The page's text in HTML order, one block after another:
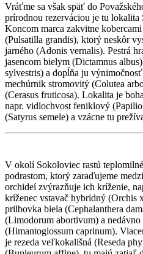
Vráťme sa však späť do
prírodnou rezerváciou je tu lokalita
Koncom marca zakvitne
(Pulsatilla grandis), ktorý neskôr
jarného (Adonis vernalis). Pestrá
jasencom bielym (Dictamnus
sylvestris) a dopĺňa ju
mechúrnik stromovitý (Colutea
(Cerasus fruticosa). Lokalita je
napr. vidlochvost feniklový
(Satyrus semele) a vzácne tu
V okolí Sokoloviec rastú
podrastom, ktorý zaraďujeme
orchideí zvýrazňuje ich kríženie,
kríženec vstavač hybridný (Orchis
prilbovka biela (Cephalanthera
(Limodorum abortivum) a
(Himantoglossum caprinum).
je rezeda veľkokališná (Reseda